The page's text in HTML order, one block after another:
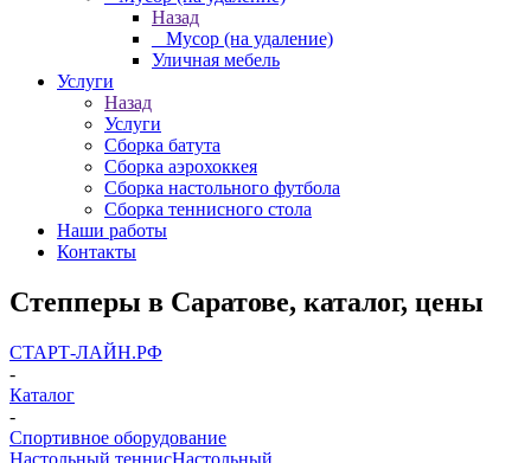
Назад
_ Мусор (на удаление)
Уличная мебель
Услуги
Назад
Услуги
Сборка батута
Сборка аэрохоккея
Сборка настольного футбола
Сборка теннисного стола
Наши работы
Контакты
Степперы в Саратове, каталог, цены
СТАРТ-ЛАЙН.РФ
-
Каталог
-
Спортивное оборудование
Настольный теннисНастольный